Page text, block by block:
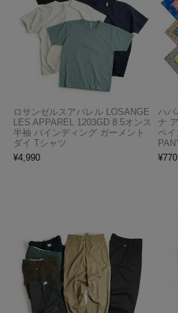
ロサンゼルスアパレル LOSANGE
LES APPAREL 1203GD 8.5オンス
半袖 バインディング ガーメント
ダイ Tシャツ
¥4,990
ハバ
ナ
ペ
¥770